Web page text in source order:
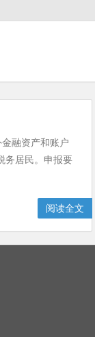
融资产和账户
务居民。申报要
阅读全文